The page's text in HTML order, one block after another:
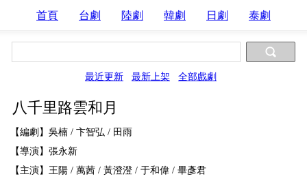
首頁 台劇 陸劇 韓劇 日劇 泰劇
最近更新 最新上架 全部戲劇
八千里路雲和月
【編劇】吳楠 / 卞智弘 / 田雨
【導演】張永新
【主演】王陽 / 萬茜 / 黃澄澄 / 于和偉 / 畢彥君